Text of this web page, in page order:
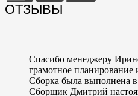
ОТЗЫВЫ
Спасибо менеджеру
грамотное планирование
Сборка была выполнена
Сборщик Дмитрий